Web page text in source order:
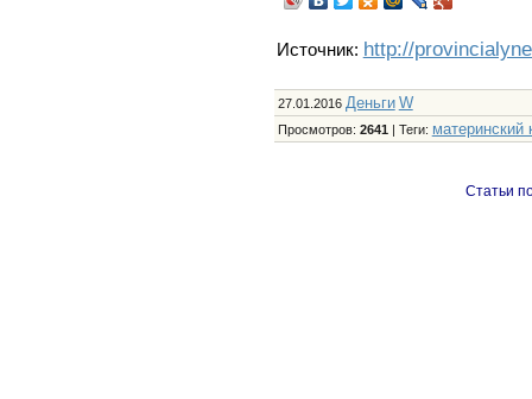
Источник: http://
27.01.2016 Деньги W
Просмотров: 2641| Теги: материнский
Статьи